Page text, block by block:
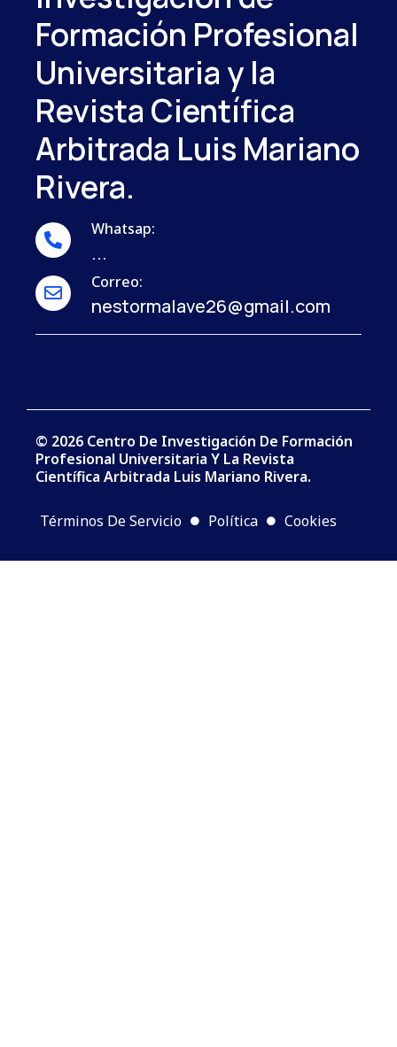
Formación Profesional
Universitaria y la
Revista Científica
Arbitrada Luis Mariano
Rivera.
Whatsap:
...
Correo:
nestormalave26@gmail.com
© 2026 Centro De Investigación De Formación
Profesional Universitaria Y La Revista
Científica Arbitrada Luis Mariano Rivera.
Términos De Servicio Política Cookies